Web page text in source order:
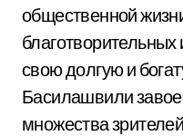
общественной
благотворительных
свою долгую и
Басилашвили
множества